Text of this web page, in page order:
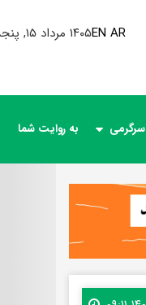
۱۴۰۵ مرداد ۱۵, پنجشنبهEN AR
سرگرمی به روایت شما